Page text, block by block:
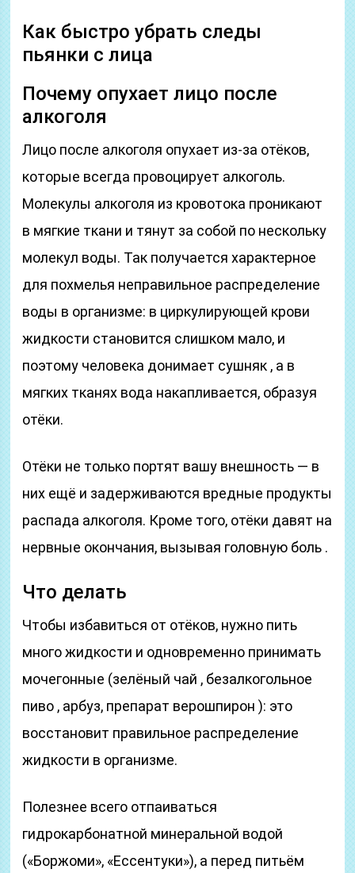
Как быстро убрать следы
пьянки с лица
Почему опухает лицо после
алкоголя
Лицо после алкоголя опухает из-за отёков,
которые всегда провоцирует алкоголь.
Молекулы алкоголя из кровотока проникают
в мягкие ткани и тянут за собой по нескольку
молекул воды. Так получается характерное
для похмелья неправильное распределение
воды в организме: в циркулирующей крови
жидкости становится слишком мало, и
поэтому человека донимает сушняк , а в
мягких тканях вода накапливается, образуя
отёки.
Отёки не только портят вашу внешность — в
них ещё и задерживаются вредные продукты
распада алкоголя. Кроме того, отёки давят на
нервные окончания, вызывая головную боль .
Что делать
Чтобы избавиться от отёков, нужно пить
много жидкости и одновременно принимать
мочегонные (зелёный чай , безалкогольное
пиво , арбуз, препарат верошпирон ): это
восстановит правильное распределение
жидкости в организме.
Полезнее всего отпаиваться
гидрокарбонатной минеральной водой
(«Боржоми», «Ессентуки»), а перед питьём